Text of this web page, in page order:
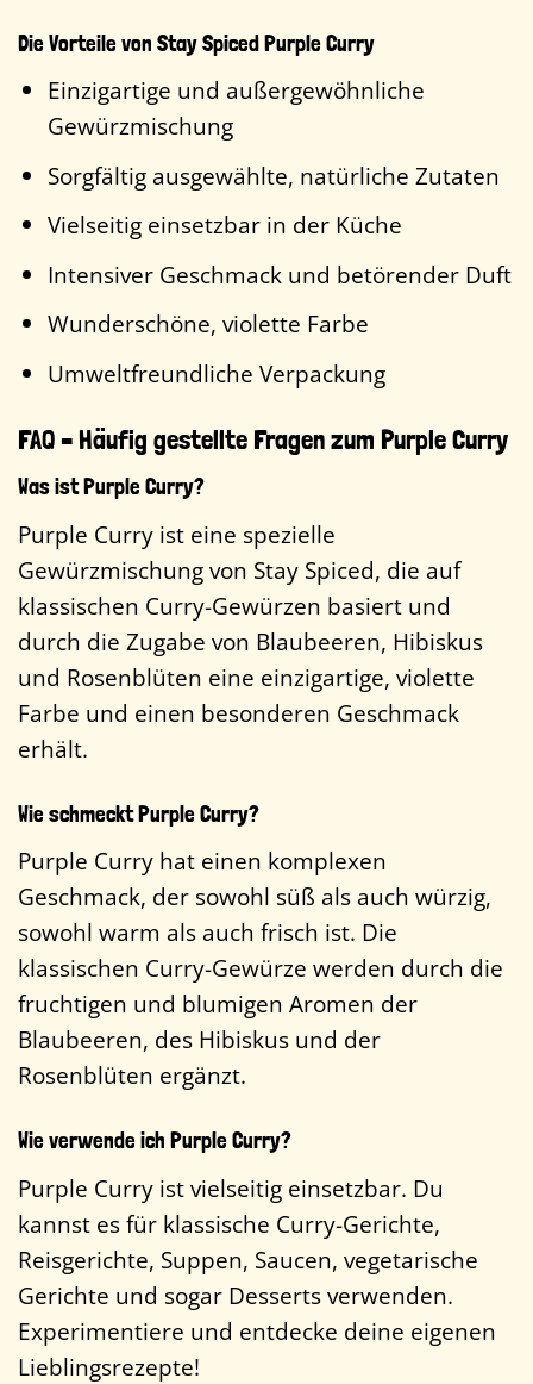
Die Vorteile von Stay Spiced Purple Curry
Einzigartige und außergewöhnliche
Gewürzmischung
Sorgfältig ausgewählte, natürliche Zutaten
Vielseitig einsetzbar in der Küche
Intensiver Geschmack und betörender Duft
Wunderschöne, violette Farbe
Umweltfreundliche Verpackung
FAQ – Häufig gestellte Fragen zum Purple Curry
Was ist Purple Curry?
Purple Curry ist eine spezielle
Gewürzmischung von Stay Spiced, die auf
klassischen Curry-Gewürzen basiert und
durch die Zugabe von Blaubeeren, Hibiskus
und Rosenblüten eine einzigartige, violette
Farbe und einen besonderen Geschmack
erhält.
Wie schmeckt Purple Curry?
Purple Curry hat einen komplexen
Geschmack, der sowohl süß als auch würzig,
sowohl warm als auch frisch ist. Die
klassischen Curry-Gewürze werden durch die
fruchtigen und blumigen Aromen der
Blaubeeren, des Hibiskus und der
Rosenblüten ergänzt.
Wie verwende ich Purple Curry?
Purple Curry ist vielseitig einsetzbar. Du
kannst es für klassische Curry-Gerichte,
Reisgerichte, Suppen, Saucen, vegetarische
Gerichte und sogar Desserts verwenden.
Experimentiere und entdecke deine eigenen
Lieblingsrezepte!